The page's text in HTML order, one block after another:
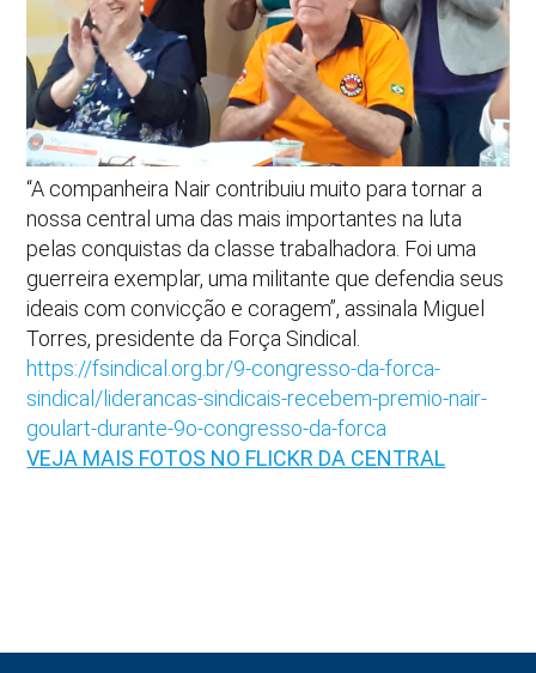
“A companheira Nair contribuiu muito para tornar a
nossa central uma das mais importantes na luta
pelas conquistas da classe trabalhadora. Foi uma
guerreira exemplar, uma militante que defendia seus
ideais com convicção e coragem”, assinala Miguel
Torres, presidente da Força Sindical.
https://fsindical.org.br/9-congresso-da-forca-
sindical/liderancas-sindicais-recebem-premio-nair-
goulart-durante-9o-congresso-da-forca
VEJA MAIS FOTOS NO FLICKR DA CENTRAL